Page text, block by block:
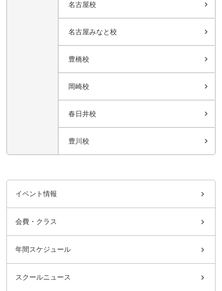
名古屋校
名古屋みなと校
豊橋校
岡崎校
春日井校
豊川校
イベント情報
会費・クラス
年間スケジュール
スクールニュース